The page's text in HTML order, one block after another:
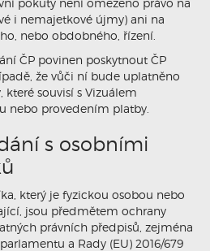
pokuty není omezeno právo na
i nemajetkové újmy) ani na
nebo obdobného, řízení.
ČP povinen poskytnout ČP
že vůči ní bude uplatněno
souvisí s Vizuálem
nebo provedením platby.
s osobními
který je fyzickou osobou nebo
jsou předmětem ochrany
právních předpisů, zejména
a Rady (EU) 2016/679